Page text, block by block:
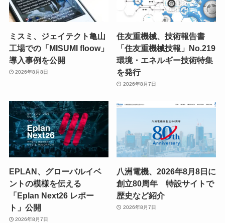
ミスミ、ジェイテクト亀山
工場での「MISUMI floow」
導入事例を公開
2026年8月8日
住友重機械、技術報告書
「住友重機械技報」No.219
環境・エネルギー技術特集
を発行
2026年8月7日
EPLAN、グローバルイベ
ントの模様を伝える
「Eplan Next26 レポー
ト」公開
2026年8月7日
八洲電機、2026年8月8日に
創立80周年 特設サイトで
歴史など紹介
2026年8月7日